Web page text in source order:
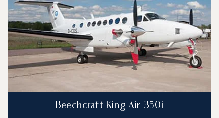
Beechcraft King Air 350i